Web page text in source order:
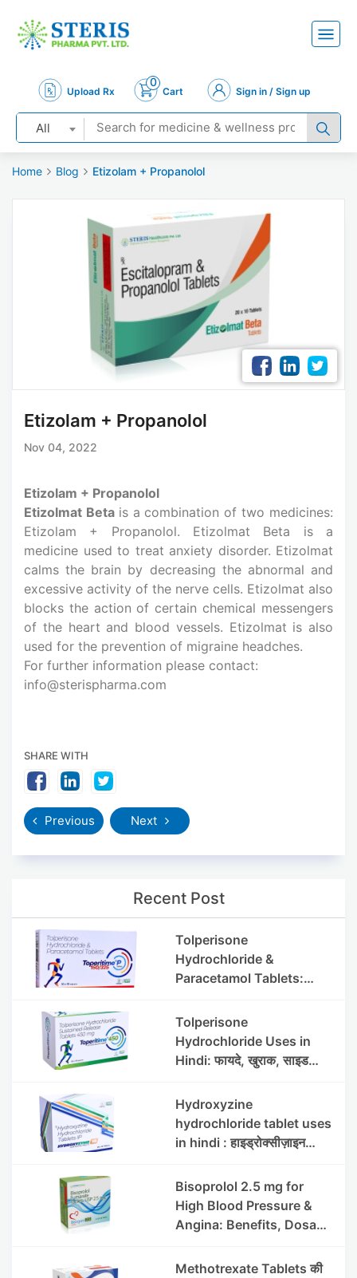
Upload Rx
0
Cart Sign in / Sign up
All
Home Blog Etizolam + Propanolol
Etizolam + Propanolol
Nov 04, 2022
Etizolam + Propanolol
Etizolmat Beta is a combination of two medicines:
Etizolam + Propanolol. Etizolmat Beta is a
medicine used to treat anxiety disorder. Etizolmat
calms the brain by decreasing the abnormal and
excessive activity of the nerve cells. Etizolmat also
blocks the action of certain chemical messengers
of the heart and blood vessels. Etizolmat is also
used for the prevention of migraine headches.
For further information please contact:
info@sterispharma.com
SHARE WITH
Previous Next
Recent Post
Tolperisone
Hydrochloride &
Paracetamol Tablets:
Side Effects
Tolperisone
Hydrochloride Uses in
Hindi: फायदे, खुराक, साइड
Hydroxyzine
hydrochloride tablet uses
in hindi : हाइड्रोक्सीज़ाइन
लाभ | Steris
Bisoprolol 2.5 mg for
High Blood Pressure &
Angina: Benefits, Dosage
Methotrexate Tablets की